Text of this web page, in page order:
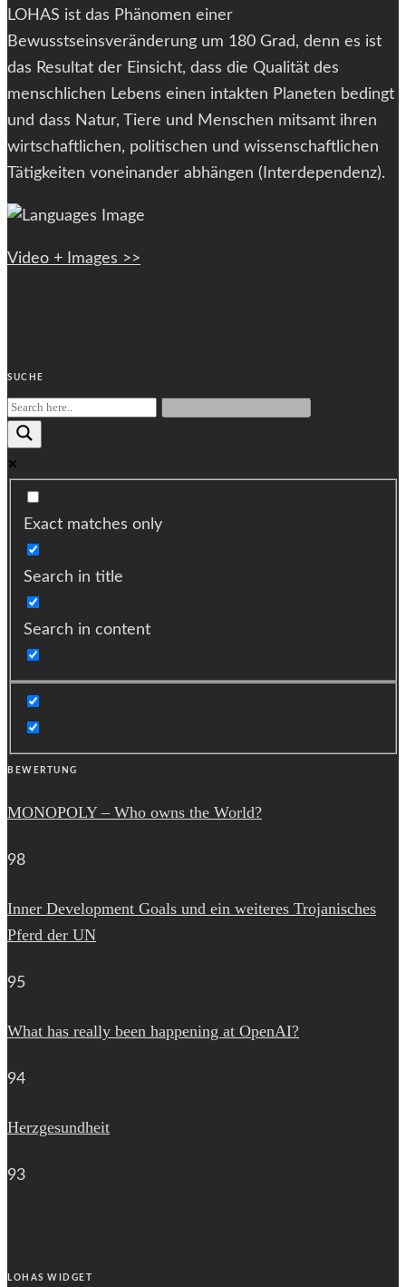
LOHAS ist das Phänomen einer
Bewusstseinsveränderung um 180 Grad, denn es ist
das Resultat der Einsicht, dass die Qualität des
menschlichen Lebens einen intakten Planeten bedingt
und dass Natur, Tiere und Menschen mitsamt ihren
wirtschaftlichen, politischen und wissenschaftlichen
Tätigkeiten voneinander abhängen (Interdependenz).
Video + Images >>
SUCHE
Exact matches only
Search in title
Search in content
BEWERTUNG
MONOPOLY – Who owns the World?
98
Inner Development Goals und ein weiteres Trojanisches
Pferd der UN
95
What has really been happening at OpenAI?
94
Herzgesundheit
93
LOHAS WIDGET